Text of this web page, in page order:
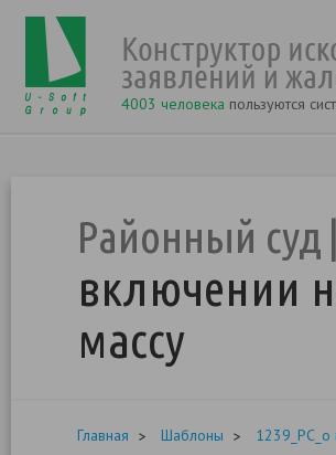
4003 человека пользуются
Районный суд
включении
массу
Главная Шаблоны 1239_РС_о